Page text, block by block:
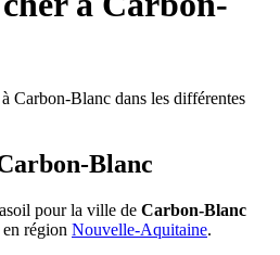
Carbon-Blanc dans les différentes
Blanc
pour la ville de Carbon-Blanc
en région Nouvelle-Aquitaine.